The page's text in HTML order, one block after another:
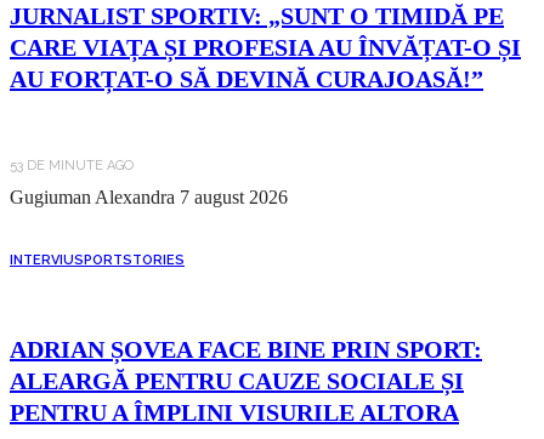
JURNALIST SPORTIV: „SUNT O TIMIDĂ PE
CARE VIAȚA ȘI PROFESIA AU ÎNVĂȚAT-O ȘI
AU FORȚAT-O SĂ DEVINĂ CURAJOASĂ!”
53 DE MINUTE AGO
Gugiuman Alexandra 7 august 2026
INTERVIUSPORTSTORIES
ADRIAN ȘOVEA FACE BINE PRIN SPORT:
ALEARGĂ PENTRU CAUZE SOCIALE ȘI
PENTRU A ÎMPLINI VISURILE ALTORA